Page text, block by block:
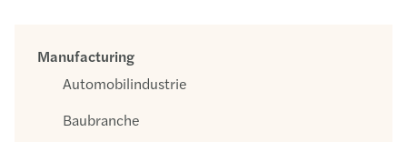
Manufacturing
Automobilindustrie
Baubranche